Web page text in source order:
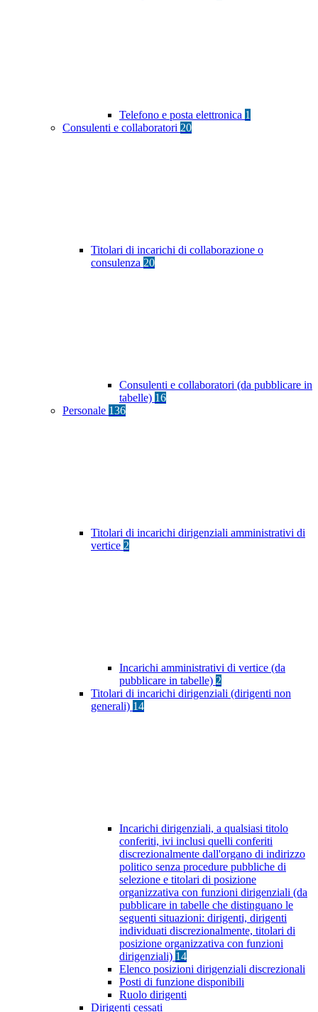
Telefono e posta elettronica 1
Consulenti e collaboratori 20
Titolari di incarichi di collaborazione o
consulenza 20
Consulenti e collaboratori (da pubblicare in
tabelle) 16
Personale 136
Titolari di incarichi dirigenziali amministrativi di
vertice 2
Incarichi amministrativi di vertice (da
pubblicare in tabelle) 2
Titolari di incarichi dirigenziali (dirigenti non
generali) 14
Incarichi dirigenziali, a qualsiasi titolo
conferiti, ivi inclusi quelli conferiti
discrezionalmente dall'organo di indirizzo
politico senza procedure pubbliche di
selezione e titolari di posizione
organizzativa con funzioni dirigenziali (da
pubblicare in tabelle che distinguano le
seguenti situazioni: dirigenti, dirigenti
individuati discrezionalmente, titolari di
posizione organizzativa con funzioni
dirigenziali) 14
Elenco posizioni dirigenziali discrezionali
Posti di funzione disponibili
Ruolo dirigenti
Dirigenti cessati